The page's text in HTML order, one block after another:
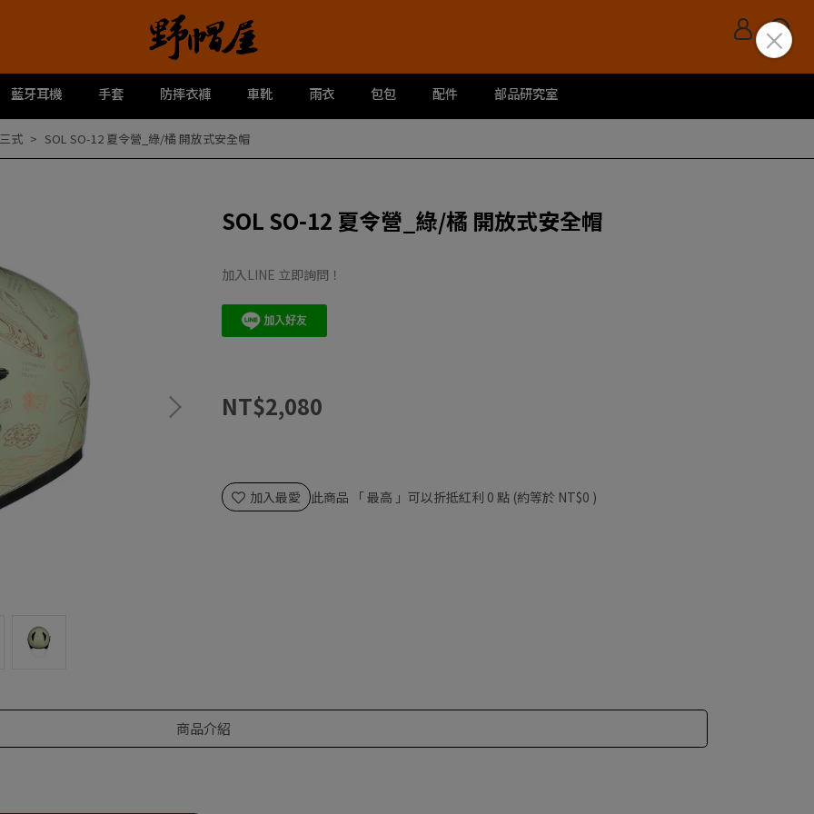
藍牙耳機 手套 防摔衣褲 車靴 雨衣 包包 配件 部品研究室
式 SOL SO-12 夏令營_綠/橘 開放式安全帽
SOL SO-12 夏令營_綠/橘 開放式安全帽
加入LINE 立即詢問！
NT$2,080
加入最愛 此商品 「 最高 」可以折抵紅利 0 點 (約等於 NT$0 )
商品介紹